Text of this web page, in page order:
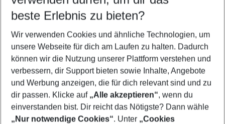
5-8 Nächte
2 Erwachsene Keine Kinder
Mehr Filter anzeigen
beste Erlebnis zu bieten?
Wir verwenden Cookies und ähnliche Technologien, um
unsere Webseite für dich am Laufen zu halten. Dadurch
können wir die Nutzung unserer Plattform verstehen und
verbessern, dir Support bieten sowie Inhalte, Angebote
und Werbung anzeigen, die für dich relevant sind und zu
dir passen. Klicke auf „Alle akzeptieren“, wenn du
einverstanden bist. Dir reicht das Nötigste? Dann wähle
„Nur notwendige Cookies“. Unter „Cookies